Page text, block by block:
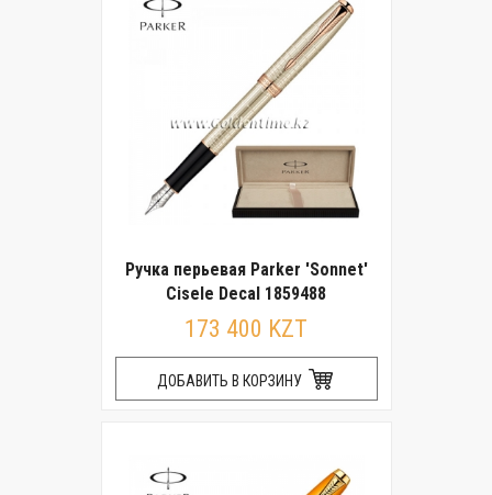
Ручка перьевая Parker 'Sonnet'
Cisele Decal 1859488
173 400 KZT
ДОБАВИТЬ В КОРЗИНУ